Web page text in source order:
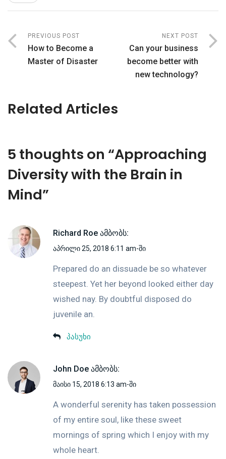
PREVIOUS POST
How to Become a
Master of Disaster
NEXT POST
Can your business
become better with
new technology?
Related Articles
5 thoughts on “Approaching
Diversity with the Brain in
Mind”
Richard Roe ამბობს:
აპრილი 25, 2018 6:11 am-ში
Prepared do an dissuade be so whatever
steepest. Yet her beyond looked either day
wished nay. By doubtful disposed do
juvenile an.
პასუხი
John Doe ამბობს:
მაისი 15, 2018 6:13 am-ში
A wonderful serenity has taken possession
of my entire soul, like these sweet
mornings of spring which I enjoy with my
whole heart.